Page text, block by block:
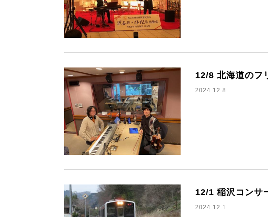
12/8 北海道のフ
2024.12.8
12/1 稲沢コンサ
2024.12.1